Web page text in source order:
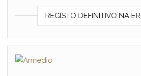
REGISTO DEFINITIVO NA